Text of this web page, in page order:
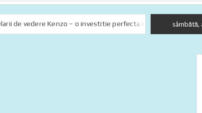
Kenzo – o investitie perfecta in sanatatea ochilor tau
sâmbătă,